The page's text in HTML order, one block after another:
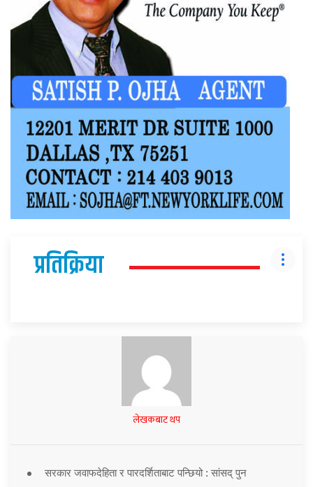
प्रतिक्रिया
लेखकबाट थप
सरकार जवाफदेहिता र पारदर्शिताबाट पन्छियो : सांसद् पुन